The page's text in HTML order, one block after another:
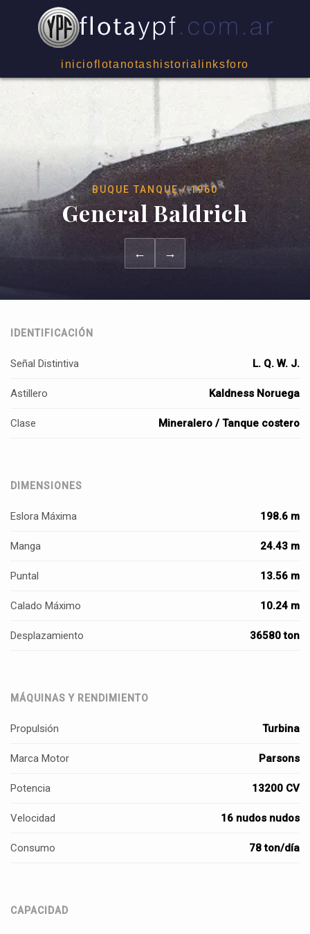
inicioflota notas historia linksforo
BUQUE TANQUE / 1960
General Baldrich
← →
IDENTIFICACIÓN
Señal Distintiva L. Q. W. J.
Astillero Kaldness Noruega
Clase Mineralero / Tanque costero
DIMENSIONES
Eslora Máxima 198.6 m
Manga 24.43 m
Puntal 13.56 m
Calado Máximo 10.24 m
Desplazamiento 36580 ton
MÁQUINAS Y RENDIMIENTO
Propulsión Turbina
Marca Motor Parsons
Potencia 13200 CV
Velocidad 16 nudos nudos
Consumo 78 ton/día
CAPACIDAD